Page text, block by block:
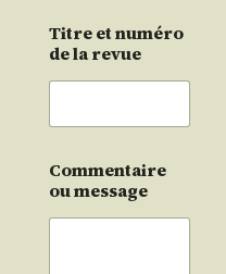
Titre et numéro
de la revue
Commentaire
ou message